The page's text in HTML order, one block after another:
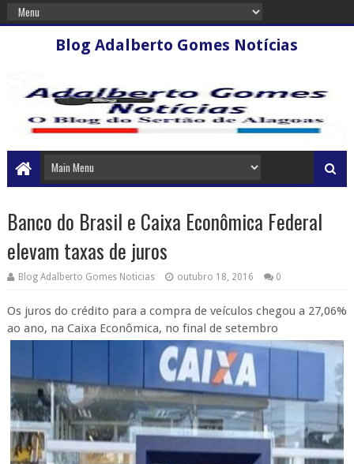
Blog Adalberto Gomes Notícias
Banco do Brasil e Caixa Econômica Federal
elevam taxas de juros
Blog Adalberto Gomes Noticias outubro 18, 2016 0
Os juros do crédito para a compra de veículos chegou a 27,06%
ao ano, na Caixa Econômica, no final de setembro